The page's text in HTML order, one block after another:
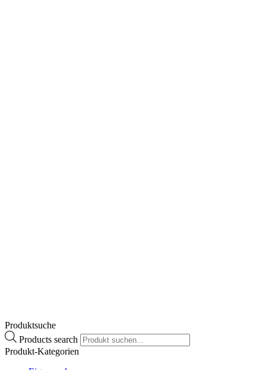
Produktsuche
Products search
Produkt-Kategorien